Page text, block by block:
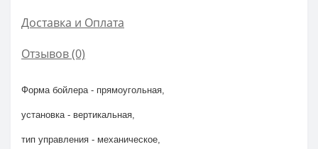
Доставка и Оплата
Отзывов (0)
Форма бойлера - прямоугольная,
установка - вертикальная,
тип управления - механическое,